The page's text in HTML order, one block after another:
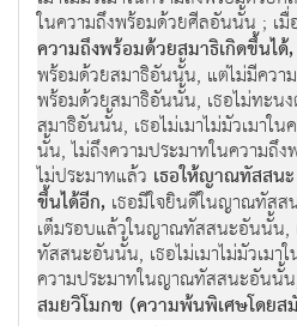
ในความถึงพร้อมด้วยศีลอันนั้น ; เมื่
ความถึงพร้อมด้วยสมาธิเกิดขึ้นได้,
พร้อมด้วยสมาธิอันนั้น, แต่ไม่มีควา
พร้อมด้วยสมาธิอันนั้น, เธอไม่ทะน
สมาธิอันนั้น, เธอไม่เมาไม่มัวเมาใ
นั้น, ไม่ถึงความประมาทในความถึ
ไม่ประมาทแล้ว เธอให้ญาณทัสสน
ขึ้นได้อีก, เธอมีใจยินดีในญาณทัส
เต็มรอบแล้วในญาณทัสสนะอันนั้น,
ทัสสนะอันนั้น, เธอไม่เมาไม่มัวเม
ความประมาทในญาณทัสสนะอันนั้น
สมยวิโมกข (ความพ้นพิเศษโดยส